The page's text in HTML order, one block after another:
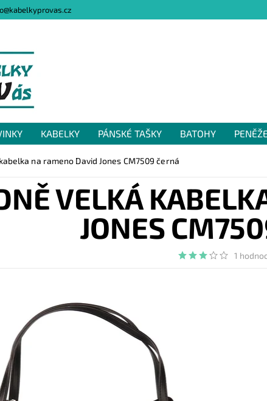
@kabelkyprovas.cz
KABELKY PÁNSKÉ TAŠKY BATOHY
GDPR NAPIŠTE NÁM
na rameno David Jones CM7509 černá
VELKÁ
JONES
1